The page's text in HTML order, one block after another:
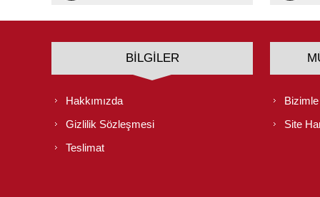
BILGILER
Hakkımızda
Gizlilik Sözleşmesi
Teslimat
Site